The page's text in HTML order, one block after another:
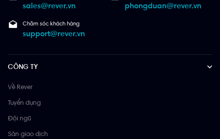
sales@rever.vn phongduan@rever.vn
Chăm sóc khách hàng
support@rever.vn
CÔNG TY
Về Rever
Tuyển dụng
Đội ngũ
Sàn giao dịch